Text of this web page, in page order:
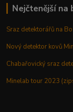
Nejčtenější na
Sraz detektorářů na
Nový detektor kovů
Chabařovický sraz
Minelab tour 2023